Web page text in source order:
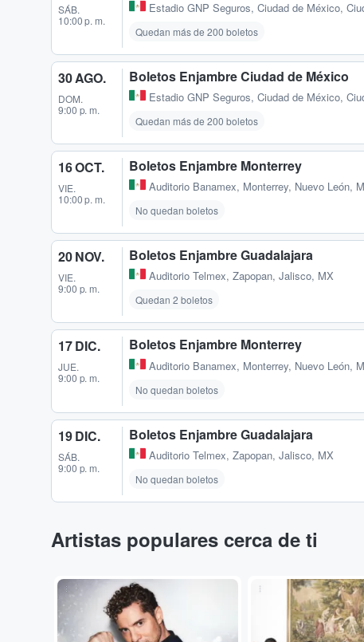
SÁB.
10:00 p. m.
Estadio GNP Seguros, Ciudad de México,
Quedan más de 200 boletos
30 AGO.
DOM.
9:00 p. m.
Boletos Enjambre Ciudad de México
Estadio GNP Seguros, Ciudad de México,
Quedan más de 200 boletos
16 OCT.
VIE.
10:00 p. m.
Boletos Enjambre Monterrey
Auditorio Banamex, Monterrey, Nuevo León,
No quedan boletos
20 NOV.
VIE.
9:00 p. m.
Boletos Enjambre Guadalajara
Auditorio Telmex, Zapopan, Jalisco, MX
Quedan 2 boletos
17 DIC.
JUE.
9:00 p. m.
Boletos Enjambre Monterrey
Auditorio Banamex, Monterrey, Nuevo León,
No quedan boletos
19 DIC.
SÁB.
9:00 p. m.
Boletos Enjambre Guadalajara
Auditorio Telmex, Zapopan, Jalisco, MX
No quedan boletos
Artistas populares cerca de ti
...